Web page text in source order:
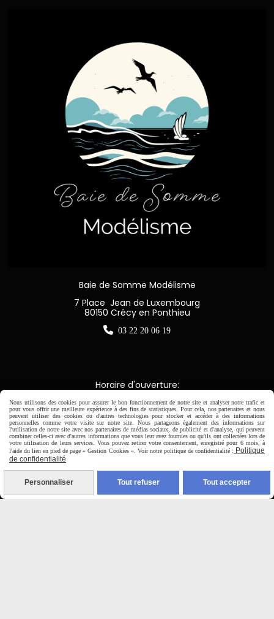
Baie de Somme Modélisme
7 Place Jean de Luxembourg
80150 Crécy en Ponthieu
 03 22 20 06 19
Horaire d'ouverture:
9H00 - 12H30 / 14H00-18H30

CB Crédit Agricole
Nous utilisons des cookies pour assurer le bon fonctionnement de notre site et analyser notre trafic et
pour vous offrir une meilleure expérience à des fins de statistiques. Pour cela, nos partenaires et nous
peuvent utiliser des cookies ou d'autres technologies pour stocker et accéder à des informations
personnelles comme votre visite sur notre site. Nous partageons également des informations sur
l'utilisation de notre site avec nos partenaires de médias sociaux, de publicité et d'analyse, qui peuvent
combiner celles-ci avec d'autres informations que vous leur avez fournies ou qu'ils ont collectées lors de
votre utilisation de leurs services. Vous pouvez retirer votre consentement, enregistré pour 6 mois, à
l'aide du lien en pied de page « Gestion Cookies ». Voir notre politique de confidentialité : Politique
de confidentialité
Personnaliser Tout refuser Tout accepter